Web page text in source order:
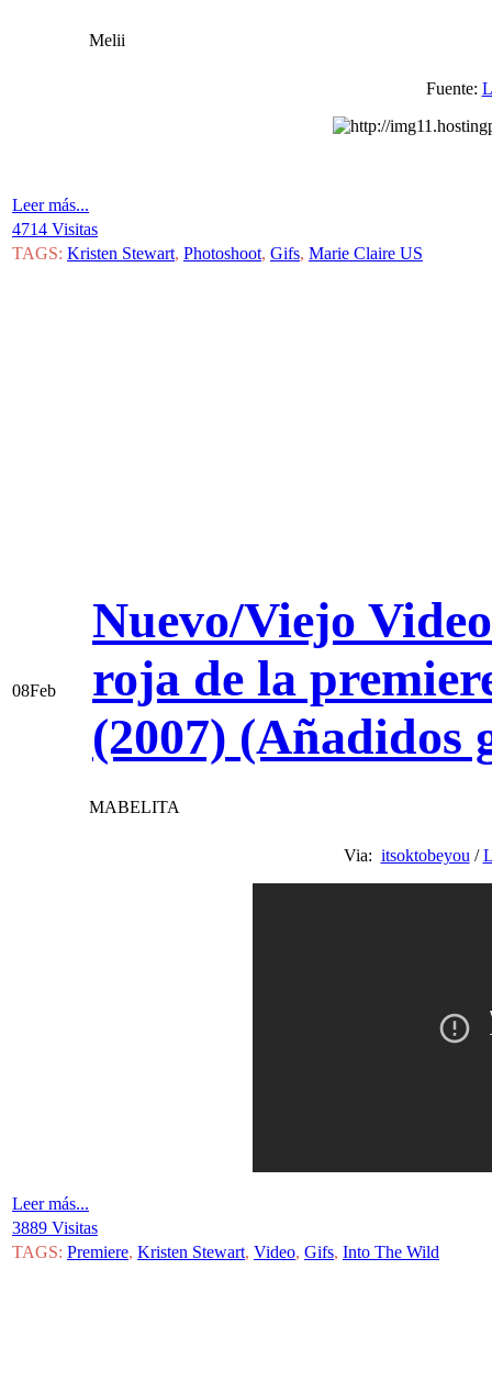
Melii
Fuente:
Leer más...
4714 Visitas
TAGS: Kristen Stewart, Photoshoot, Gifs, Marie Claire US
08Feb
Nuevo/Viejo
roja de la
(2007) (Añadidos
MABELITA
Via: itsoktobeyou /
Leer más...
3889 Visitas
TAGS: Premiere, Kristen Stewart, Video, Gifs, Into The Wild